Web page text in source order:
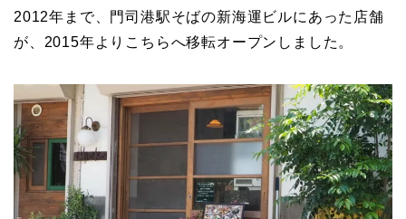
2012年まで、門司港駅そばの新海運ビルにあった店舗
が、2015年よりこちらへ移転オープンしました。